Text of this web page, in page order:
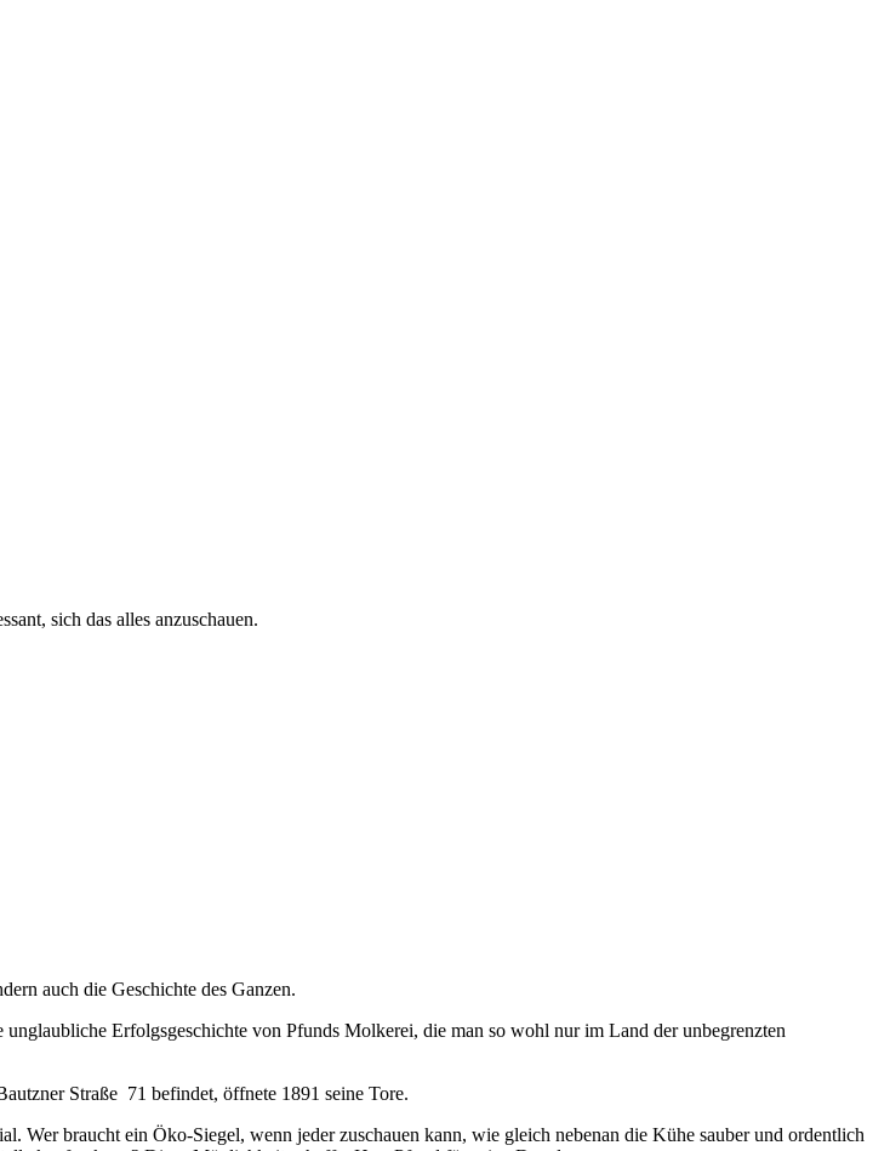
sich das alles anzuschauen.
auch die Geschichte des Ganzen.
Erfolgsgeschichte von Pfunds Molkerei, die man so wohl nur im Land der unbegrenzten
Straße 71 befindet, öffnete 1891 seine Tore.
Wer braucht ein Öko-Siegel, wenn jeder zuschauen kann, wie gleich nebenan die Kühe sauber und ordentlich